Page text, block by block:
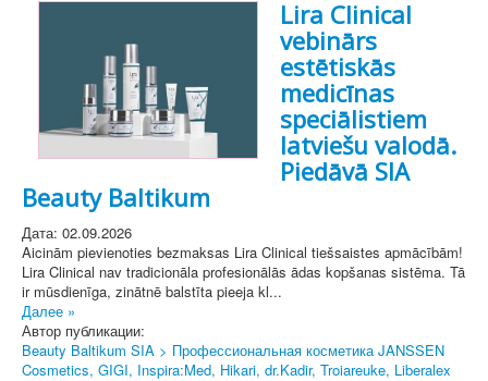
Lira Clinical
vebinārs
estētiskās
medicīnas
speciālistiem
latviešu valodā.
Piedāvā SIA
Beauty Baltikum
Дата: 02.09.2026
Aicinām pievienoties bezmaksas Lira Clinical tiešsaistes apmācībām!
Lira Clinical nav tradicionāla profesionālās ādas kopšanas sistēma. Tā
ir mūsdienīga, zinātnē balstīta pieeja kl...
Далее »
Автор публикации:
Beauty Baltikum SIA > Профессиональная косметика JANSSEN
Cosmetics, GIGI, Inspira:Med, Hikari, dr.Kadir, Troiareuke, Liberalex